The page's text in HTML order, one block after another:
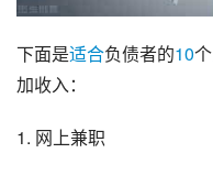
下面是适合负债者的10个
加收入：
1. 网上兼职